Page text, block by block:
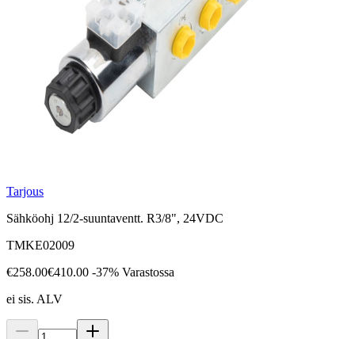
Tarjous
Sähköohj 12/2-suuntaventt. R3/8", 24VDC
TMKE02009
€258.00€410.00 -37% Varastossa
ei sis. ALV